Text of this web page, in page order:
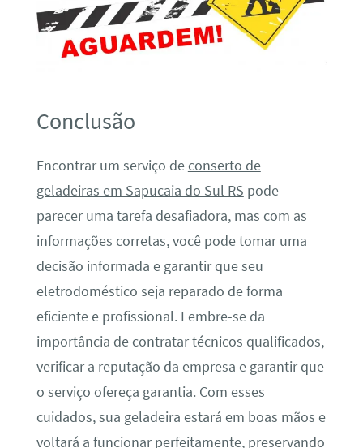
Conclusão
Encontrar um serviço deconserto de
geladeiras em Sapucaia do Sul RS pode
parecer uma tarefa desafiadora, mas com as
informações corretas, você pode tomar uma
decisão informada e garantir que seu
eletrodoméstico seja reparado de forma
eficiente e profissional. Lembre-se da
importância de contratar técnicos qualificados,
verificar a reputação da empresa e garantir que
o serviço ofereça garantia. Com esses
cuidados, sua geladeira estará em boas mãos e
voltará a funcionar perfeitamente, preservando